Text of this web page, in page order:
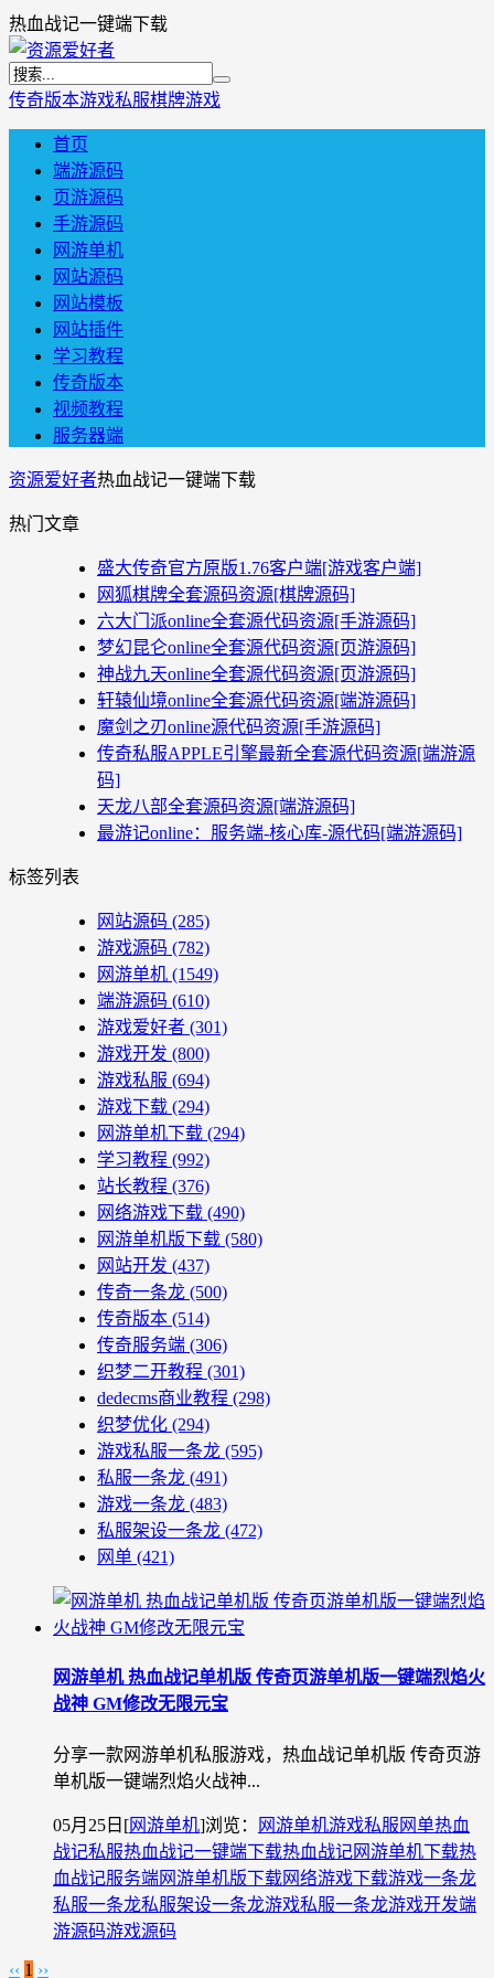
热血战记一键端下载
传奇版本游戏私服棋牌游戏
首页
端游源码
页游源码
手游源码
网游单机
网站源码
网站模板
网站插件
学习教程
传奇版本
视频教程
服务器端
资源爱好者热血战记一键端下载
热门文章
盛大传奇官方原版1.76客户端[游戏客户端]
网狐棋牌全套源码资源[棋牌源码]
六大门派online全套源代码资源[手游源码]
梦幻昆仑online全套源代码资源[页游源码]
神战九天online全套源代码资源[页游源码]
轩辕仙境online全套源代码资源[端游源码]
魔剑之刃online源代码资源[手游源码]
传奇私服APPLE引擎最新全套源代码资源[端游源
码]
天龙八部全套源码资源[端游源码]
最游记online：服务端-核心库-源代码[端游源码]
标签列表
网站源码 (285)
游戏源码 (782)
网游单机 (1549)
端游源码 (610)
游戏爱好者 (301)
游戏开发 (800)
游戏私服 (694)
游戏下载 (294)
网游单机下载 (294)
学习教程 (992)
站长教程 (376)
网络游戏下载 (490)
网游单机版下载 (580)
网站开发 (437)
传奇一条龙 (500)
传奇版本 (514)
传奇服务端 (306)
织梦二开教程 (301)
dedecms商业教程 (298)
织梦优化 (294)
游戏私服一条龙 (595)
私服一条龙 (491)
游戏一条龙 (483)
私服架设一条龙 (472)
网单 (421)
网游单机 热血战记单机版 传奇页游单机版一键端烈焰火
战神 GM修改无限元宝
分享一款网游单机私服游戏，热血战记单机版 传奇页游
单机版一键端烈焰火战神...
05月25日 [网游单机]浏览： 网游单机游戏私服 网单热血
战记私服热血战记一键端下载热血战记网游单机下载热
血战记服务端网游单机版下载网络游戏下载游戏一条龙
私服一条龙私服架设一条龙游戏私服一条龙游戏开发端
游源码游戏源码
‹‹ 1 ››